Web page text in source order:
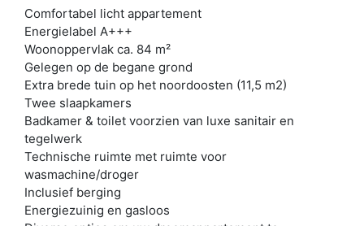
Comfortabel licht appartement
Energielabel A+++
Woonoppervlak ca. 84 m²
Gelegen op de begane grond
Extra brede tuin op het noordoosten (11,5 m2)
Twee slaapkamers
Badkamer & toilet voorzien van luxe sanitair en
tegelwerk
Technische ruimte met ruimte voor
wasmachine/droger
Inclusief berging
Energiezuinig en gasloos